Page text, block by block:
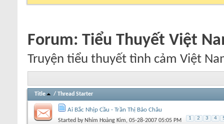
Forum: Tiểu Thuyết Việt
Truyện tiểu thuyết tình cảm Việt
Title / Thread Starter
Ai Bắc Nhịp Cầu - Trần Thị Bảo Châu
Started by Nhím Hoàng Kim, 05-28-2007 05:05 PM 1 2 3 4